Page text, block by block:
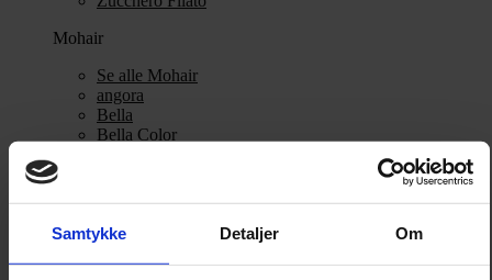
Samtykke Detaljer Om
Mohair
Se alle Mohair
angora
Bella
Bella Color
Silk Mohair